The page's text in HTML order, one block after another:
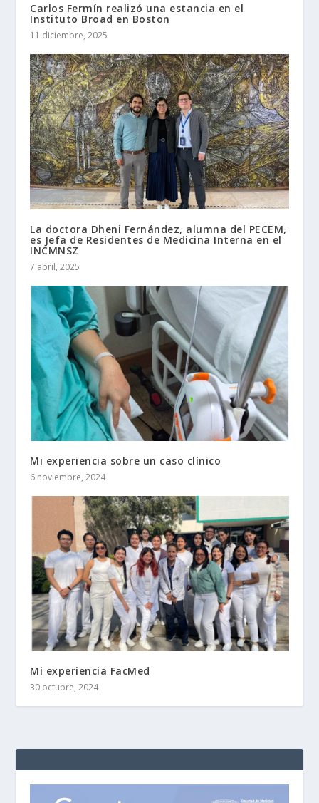
Carlos Fermín realizó una estancia en el
Instituto Broad en Boston
11 diciembre, 2025
La doctora Dheni Fernández, alumna del PECEM,
es Jefa de Residentes de Medicina Interna en el
INCMNSZ
7 abril, 2025
Mi experiencia sobre un caso clínico
6 noviembre, 2024
Mi experiencia FacMed
30 octubre, 2024